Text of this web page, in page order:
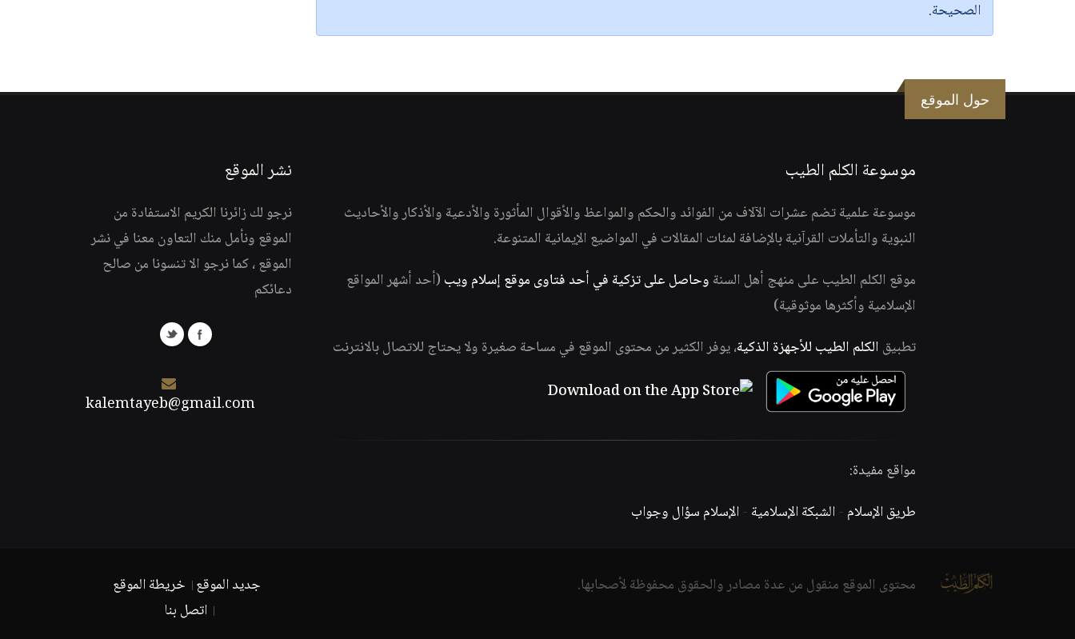
الصحيحة.
حول الموقع
موسوعة الكلم الطيب
موسوعة علمية تضم عشرات الآلاف من الفوائد والحكم والمواعظ والأقوال المأثورة والأدعية والأذكار والأحاديث
النبوية والتأملات القرآنية بالإضافة لمئات المقالات في المواضيع الإيمانية المتنوعة.
موقع الكلم الطيب على منهج أهل السنة وحاصل على تزكية في أحد فتاوى موقع إسلام ويب (أحد أشهر المواقع
الإسلامية وأكثرها موثوقية)
تطبيق الكلم الطيب للأجهزة الذكية، يوفر الكثير من محتوى الموقع في مساحة صغيرة ولا يحتاج للاتصال بالانترنت
مواقع مفيدة:
طريق الإسلام -الشبكة الإسلامية -الإسلام سؤال وجواب
نشر الموقع
نرجو لك زائرنا الكريم الاستفادة من
الموقع ونأمل منك التعاون معنا في نشر
الموقع ، كما نرجو الا تنسونا من صالح
دعائكم
kalemtayeb@gmail.com
محتوى الموقع منقول من عدة مصادر والحقوق محفوظة لأصحابها. جديد الموقع خريطة الموقع
اتصل بنا